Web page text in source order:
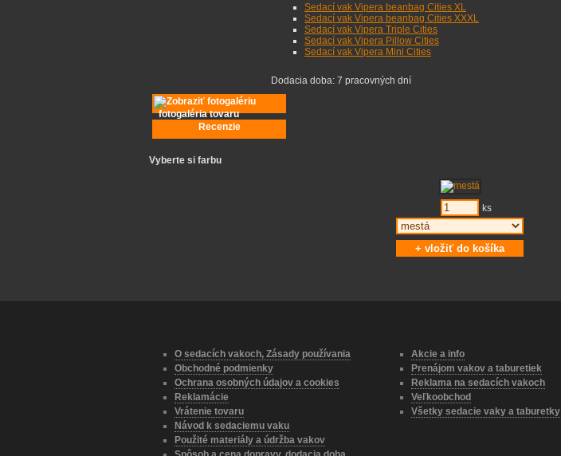
Sedací vak Vipera beanbag Cities XL
Sedací vak Vipera beanbag Cities XXXL
Sedací vak Vipera Triple Cities
Sedací vak Vipera Pillow Cities
Sedací vak Vipera Mini Cities
Dodacia doba: 7 pracovných dní
fotogaléria tovaru
Recenzie
Vyberte si farbu
ks
O sedacích vakoch, Zásady používania
Obchodné podmienky
Ochrana osobných údajov a cookies
Reklamácie
Vrátenie tovaru
Návod k sedaciemu vaku
Použité materiály a údržba vakov
Akcie a info
Prenájom vakov a taburetiek
Reklama na sedacích vakoch
Veľkoobchod
Všetky sedacie vaky a taburetky